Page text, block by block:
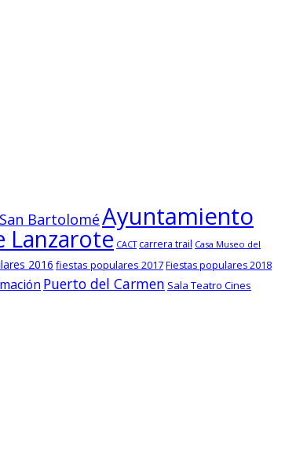
BartoloméAyuntamiento
Lanzarote CACT carrera trail Casa Museo del
2016 fiestas populares 2017Fiestas populares 2018
Puerto del Carmen Sala Teatro Cines